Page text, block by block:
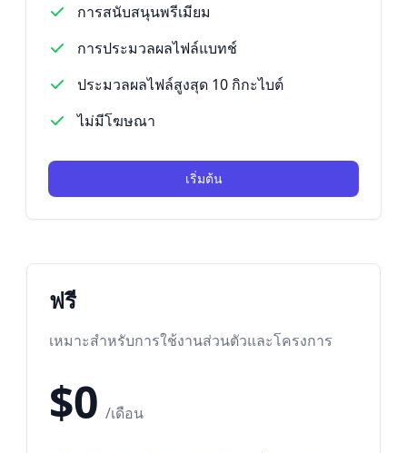
การสนับสนุนพรีเมียม
การประมวลผลไฟล์แบทช์
ประมวลผลไฟล์สูงสุด 10 กิกะไบต์
ไม่มีโฆษณา
เริ่มต้น
ฟรี
เหมาะสำหรับการใช้งานส่วนตัวและโครงการ
$0 /เดือน